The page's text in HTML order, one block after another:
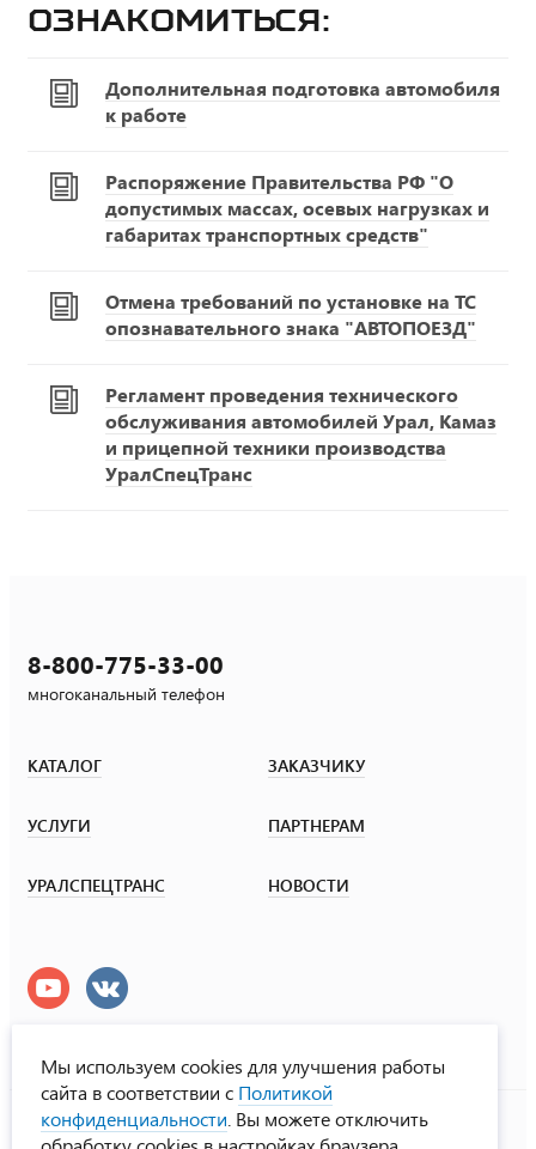
ознакомиться:
Дополнительная подготовка автомобиля
к работе
Распоряжение Правительства РФ "О
допустимых массах, осевых нагрузках и
габаритах транспортных средств"
Отмена требований по установке на ТС
опознавательного знака "АВТОПОЕЗД"
Регламент проведения технического
обслуживания автомобилей Урал, Камаз
и прицепной техники производства
УралСпецТранс
8-800-775-33-00
многоканальный телефон
КАТАЛОГ ЗАКАЗЧИКУ
УСЛУГИ ПАРТНЕРАМ
УРАЛСПЕЦТРАНС НОВОСТИ
УралСпецТранс
© ООО «Урал СТ», 2000-2026
Мы используем cookies для улучшения работы
сайта в соответствии с Политикой
конфиденциальности . Вы можете отключить